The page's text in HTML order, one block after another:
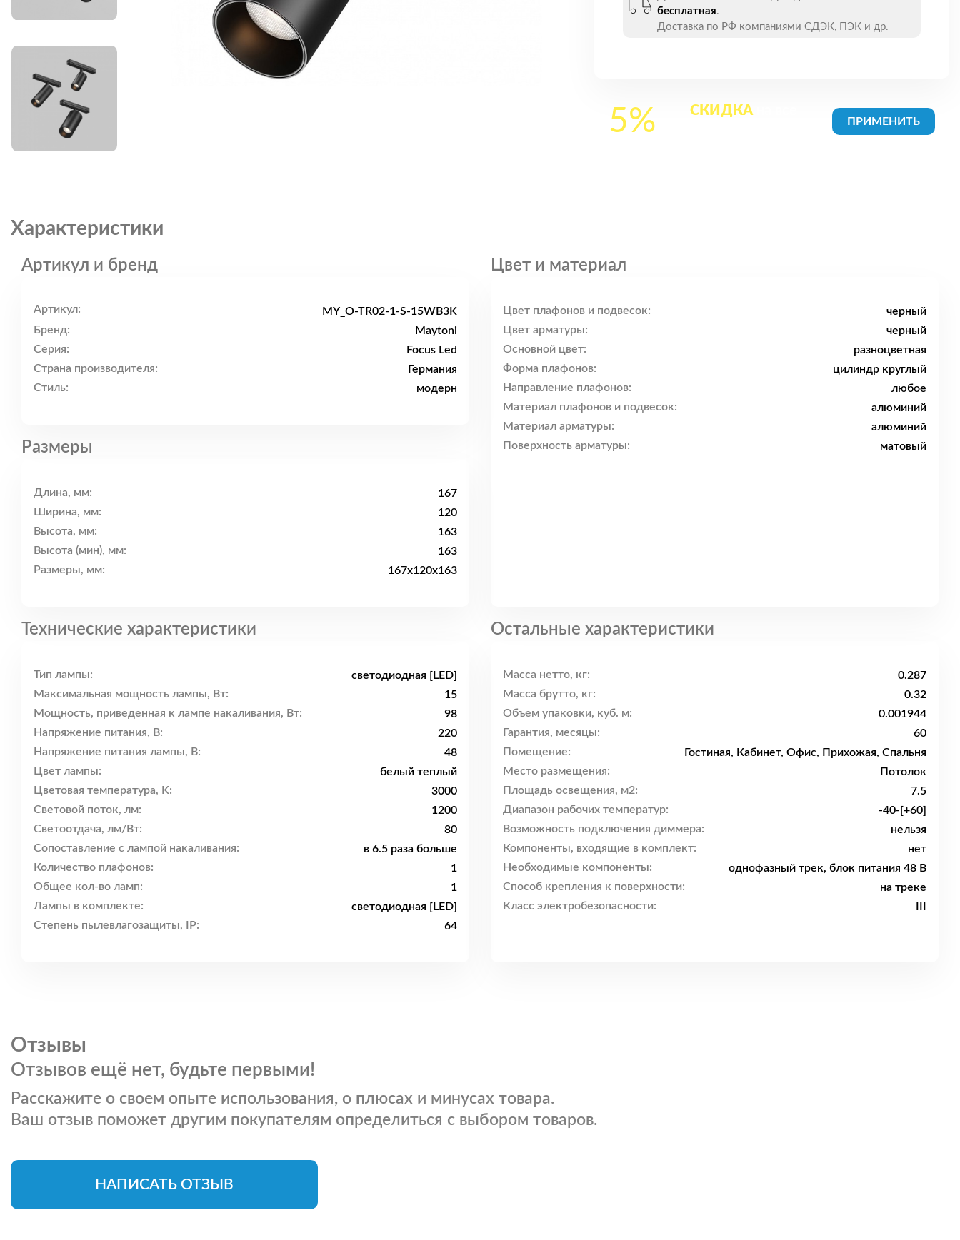
бесплатная.
Доставка по РФ компаниями СДЭК, ПЭК и др.
5% СКИДКА
Характеристики
Артикул и бренд
Артикул:
MY_O-TR02-1-S-15WB3K
Бренд:
Maytoni
Серия:
Focus Led
Страна производителя:
Германия
Стиль:
модерн
Размеры
Длина, мм:
167
Ширина, мм:
120
Высота, мм:
163
Высота (мин), мм:
163
Размеры, мм:
167x120x163
Цвет и материал
Цвет плафонов и подвесок:
черный
Цвет арматуры:
черный
Основной цвет:
разноцветная
Форма плафонов:
цилиндр круглый
Направление плафонов:
любое
Материал плафонов и подвесок:
алюминий
Материал арматуры:
алюминий
Поверхность арматуры:
матовый
Технические характеристики
Тип лампы:
светодиодная [LED]
Максимальная мощность лампы, Вт:
15
Мощность, приведенная к лампе накаливания, Вт:
98
Напряжение питания, В:
220
Напряжение питания лампы, В:
48
Цвет лампы:
белый теплый
Цветовая температура, K:
3000
Световой поток, лм:
1200
Светоотдача, лм/Вт:
80
Сопоставление с лампой накаливания:
в 6.5 раза больше
Количество плафонов:
1
Общее кол-во ламп:
1
Лампы в комплекте:
светодиодная [LED]
Степень пылевлагозащиты, IP:
64
Остальные характеристики
Масса нетто, кг:
0.287
Масса брутто, кг:
0.32
Объем упаковки, куб. м:
0.001944
Гарантия, месяцы:
60
Помещение:
Гостиная, Кабинет, Офис, Прихожая, Спальня
Место размещения:
Потолок
Площадь освещения, м2:
7.5
Диапазон рабочих температур:
-40-[+60]
Возможность подключения диммера:
нельзя
Компоненты, входящие в комплект:
нет
Необходимые компоненты:
однофазный трек, блок питания 48 В
Способ крепления к поверхности:
на треке
Класс электробезопасности:
III
Отзывы
Отзывов ещё нет, будьте первыми!
Расскажите о своем опыте использования, о плюсах и минусах товара.
Ваш отзыв поможет другим покупателям определиться с выбором товаров.
НАПИСАТЬ ОТЗЫВ